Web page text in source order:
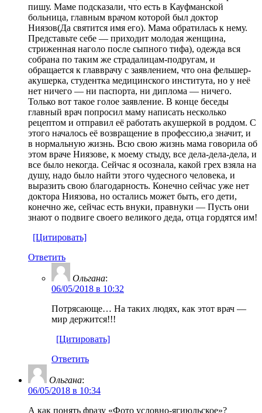
пишу. Маме подсказали, что есть в Кауфманской
больница, главным врачом которой был доктор
Ниязов(Да святится имя его). Мама обратилась к нему.
Представьте себе — приходит молодая женщина,
стриженная наголо после сыпного тифа), одежда вся
собрана по таким же страдалицам-подругам, и
обращается к главврачу с заявлением, что она фельшер-
акушерка, студентка медицинского института, но у неё
нет ничего — ни паспорта, ни диплома — ничего.
Только вот такое голое заявление. В конце беседы
главный врач попросил маму написать несколько
рецептом и отправил её работать акушеркой в роддом. С
этого началось её возвращение в профессию,а значит, и
в нормальную жизнь. Всю свою жизнь мама говорила об
этом враче Ниязове, к моему стыду, все дела-дела-дела, и
все было некогда. Сейчас я осознала, какой грех взяла на
душу, надо было найти этого чудесного человека, и
выразить свою благодарность. Конечно сейчас уже нет
доктора Ниязова, но остались может быть, его дети,
конечно же, сейчас есть внуки, правнуки — Пусть они
знают о подвиге своего великого деда, отца гордятся им!
[Цитировать]
Ответить
Ольгана:
06/05/2018 в 10:32
Потрясающе… На таких людях, как этот врач —
мир держится!!!
[Цитировать]
Ответить
Ольгана:
06/05/2018 в 10:34
А как понять фразу «Фото условно-ягиюльское»?